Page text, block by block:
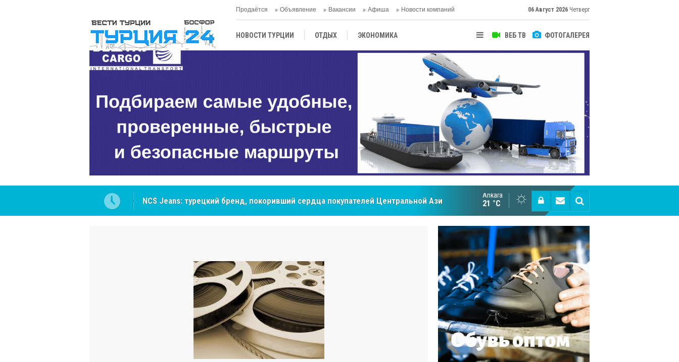
Продаётся Объявление Вакансии Афиша Новости компаний 06 Август 2026 Четверг
ВЕБ ТВ ФОТОГАЛЕРЕЯ
НОВОСТИ ТУРЦИИ ОТДЫХ ЭКОНОМИКА
ЦЕНТРАЛЬНАЯ АЗИЯ
Cottonhill покоряет мировые рынки
Великий Шёлковый путь объединяет таланты в
Ankara
21 °C